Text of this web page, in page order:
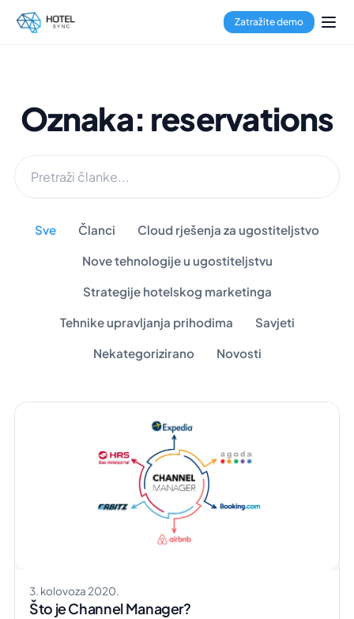
Zatražite demo
Oznaka: reservations
Sve Članci Cloud rješenja za ugostiteljstvo
Nove tehnologije u ugostiteljstvu
Strategije hotelskog marketinga
Tehnike upravljanja prihodima Savjeti
Nekategorizirano Novosti
3. kolovoza 2020.
Što je Channel Manager?